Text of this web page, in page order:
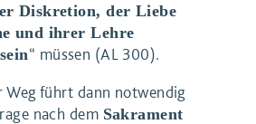
Diskretion, der Liebe
und ihrer Lehre
“ müssen (AL 300).
Weg führt dann notwendig
nach dem Sakrament